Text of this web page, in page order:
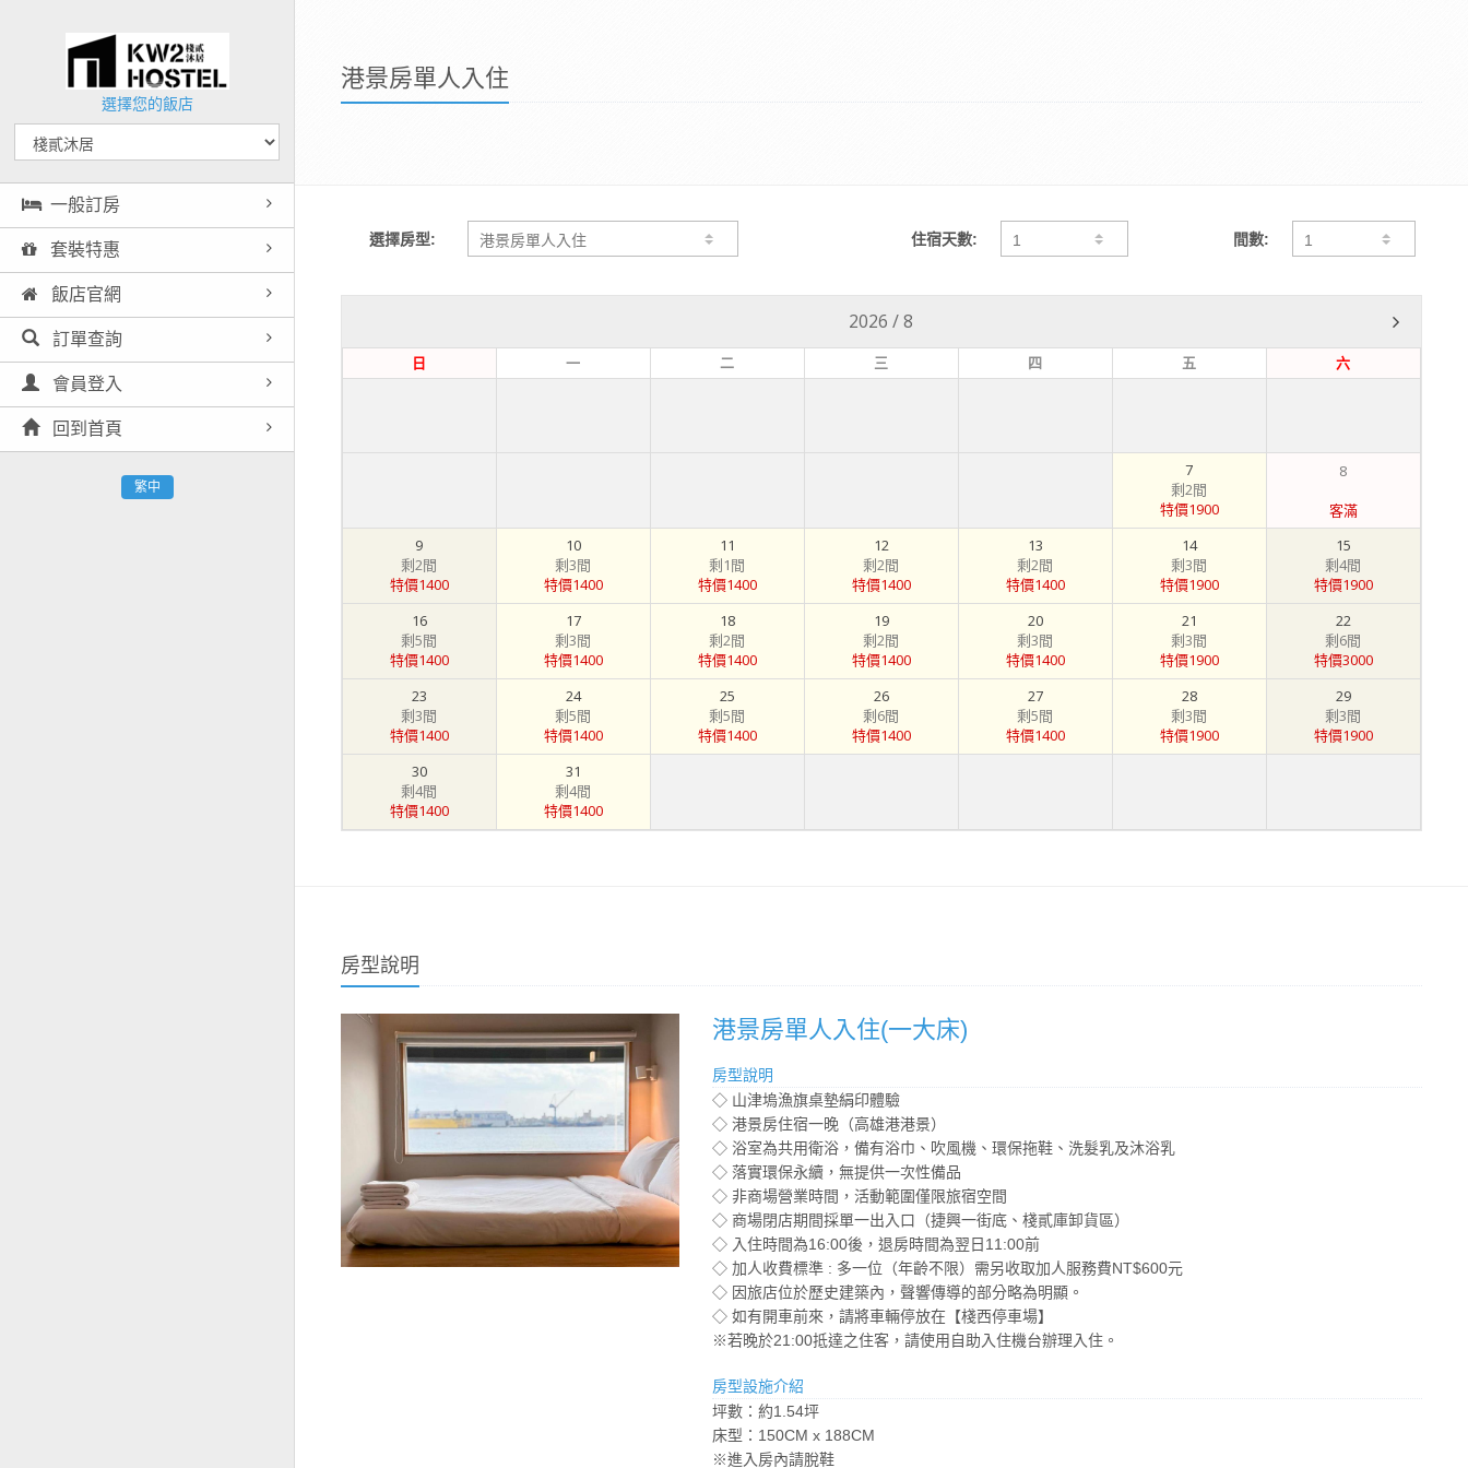
選擇您的飯店
一般訂房
套裝特惠
飯店官網
訂單查詢
會員登入
回到首頁
繁中
港景房單人入住
選擇房型: 住宿天數: 間數:
2026 /8
日 一 二 三 四 五 六
7
剩2間
特價1900
8
客滿
9
剩2間
特價1400
10
剩3間
特價1400
11
剩1間
特價1400
12
剩2間
特價1400
13
剩2間
特價1400
14
剩3間
特價1900
15
剩4間
特價1900
16
剩5間
特價1400
17
剩3間
特價1400
18
剩2間
特價1400
19
剩2間
特價1400
20
剩3間
特價1400
21
剩3間
特價1900
22
剩6間
特價3000
23
剩3間
特價1400
24
剩5間
特價1400
25
剩5間
特價1400
26
剩6間
特價1400
27
剩5間
特價1400
28
剩3間
特價1900
29
剩3間
特價1900
30
剩4間
特價1400
31
剩4間
特價1400
房型說明
港景房單人入住(一大床)
房型說明
◇ 山津塢漁旗桌墊絹印體驗
◇ 港景房住宿一晚（高雄港港景）
◇ 浴室為共用衛浴，備有浴巾、吹風機、環保拖鞋、洗髮乳及沐浴乳
◇ 落實環保永續，無提供一次性備品
◇ 非商場營業時間，活動範圍僅限旅宿空間
◇ 商場閉店期間採單一出入口（捷興一街底、棧貳庫卸貨區）
◇ 入住時間為16:00後，退房時間為翌日11:00前
◇ 加人收費標準 : 多一位（年齡不限）需另收取加人服務費NT$600元
◇ 因旅店位於歷史建築內，聲響傳導的部分略為明顯。
◇ 如有開車前來，請將車輛停放在【棧西停車場】
※若晚於21:00抵達之住客，請使用自助入住機台辦理入住。
房型設施介紹
坪數：約1.54坪
床型：150CM x 188CM
※進入房內請脫鞋